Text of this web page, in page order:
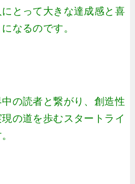
とって大きな達成感と喜
なるのです。
の読者と繋がり、創造性
の道を歩むスタートライ